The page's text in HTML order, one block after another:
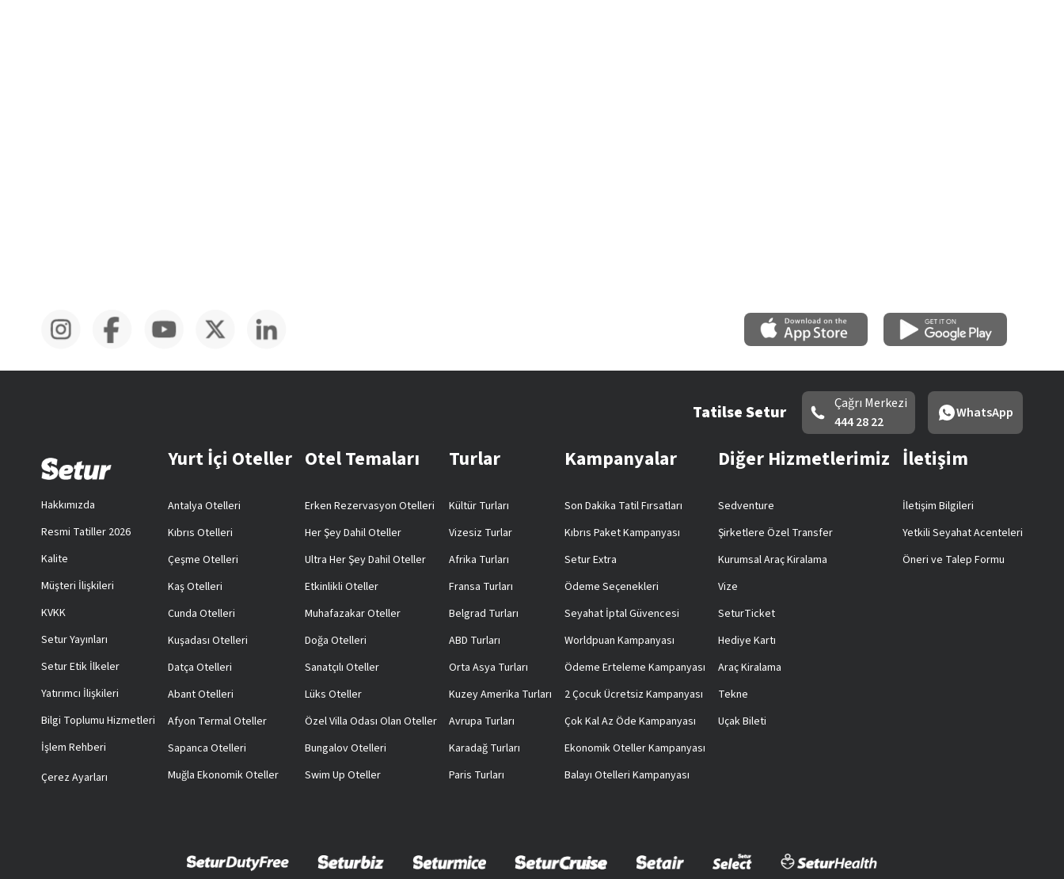
Tatilse Setur
Çağrı Merkezi
444 28 22
WhatsApp
Hakkımızda
Resmi Tatiller 2026
Kalite
Müşteri İlişkileri
KVKK
Setur Yayınları
Setur Etik İlkeler
Yatırımcı İlişkileri
Bilgi Toplumu Hizmetleri
İşlem Rehberi
Çerez Ayarları
Yurt İçi Oteller
Antalya Otelleri
Kıbrıs Otelleri
Çeşme Otelleri
Kaş Otelleri
Cunda Otelleri
Kuşadası Otelleri
Datça Otelleri
Abant Otelleri
Afyon Termal Oteller
Sapanca Otelleri
Muğla Ekonomik Oteller
Otel Temaları
Erken Rezervasyon Otelleri
Her Şey Dahil Oteller
Ultra Her Şey Dahil Oteller
Etkinlikli Oteller
Muhafazakar Oteller
Doğa Otelleri
Sanatçılı Oteller
Lüks Oteller
Özel Villa Odası Olan Oteller
Bungalov Otelleri
Swim Up Oteller
Turlar
Kültür Turları
Vizesiz Turlar
Afrika Turları
Fransa Turları
Belgrad Turları
ABD Turları
Orta Asya Turları
Kuzey Amerika Turları
Avrupa Turları
Karadağ Turları
Paris Turları
Kampanyalar
Son Dakika Tatil Fırsatları
Kıbrıs Paket Kampanyası
Setur Extra
Ödeme Seçenekleri
Seyahat İptal Güvencesi
Worldpuan Kampanyası
Ödeme Erteleme Kampanyası
2 Çocuk Ücretsiz Kampanyası
Çok Kal Az Öde Kampanyası
Ekonomik Oteller Kampanyası
Balayı Otelleri Kampanyası
Diğer Hizmetlerimiz
Sedventure
Şirketlere Özel Transfer
Kurumsal Araç Kiralama
Vize
SeturTicket
Hediye Kartı
Araç Kiralama
Tekne
Uçak Bileti
İletişim
İletişim Bilgileri
Yetkili Seyahat Acenteleri
Öneri ve Talep Formu